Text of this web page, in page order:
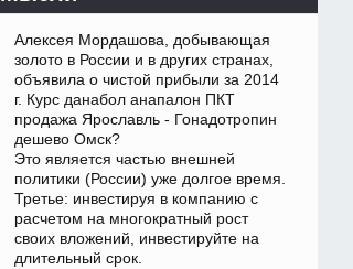
Алексея Мордашова, добывающая
золото в России и в других странах,
объявила о чистой прибыли за 2014
г. Курс данабол анапалон ПКТ
продажа Ярославль - Гонадотропин
дешево Омск?
Это является частью внешней
политики (России) уже долгое время.
Третье: инвестируя в компанию с
расчетом на многократный рост
своих вложений, инвестируйте на
длительный срок.